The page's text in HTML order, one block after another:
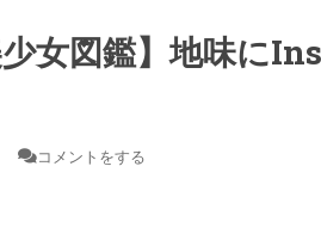
少女図鑑】地味に
コメントをする